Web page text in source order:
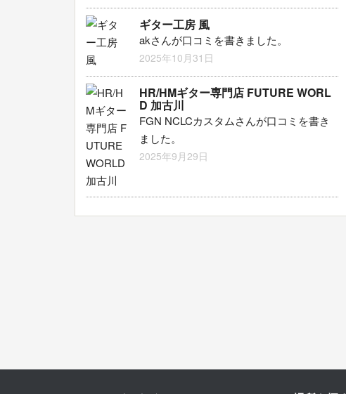
ギター工房 風
akさんが口コミを書きました。
2025年10月31日
HR/HMギター専門店 FUTURE WORL
D 加古川
FGN NCLCカスタムさんが口コミを書き
ました。
2025年9月29日